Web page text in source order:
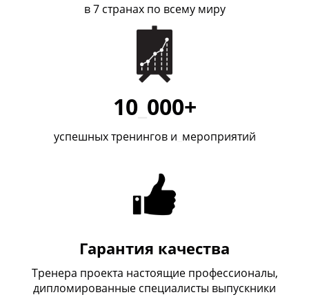
в 7 странах по всему миру
10_ 000+
успешных тренингов и мероприятий
Гарантия качества
Тренера проекта настоящие профессионалы,
дипломированные специалисты выпускники